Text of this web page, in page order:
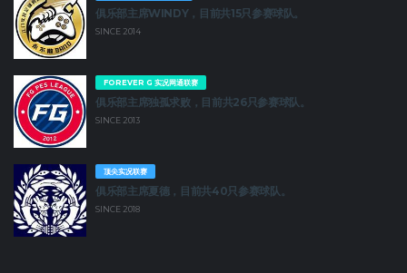
俱乐部主席WINDY，目前共15只参赛球队。
SINCE 2014
FOREVER G 实况网通联赛
俱乐部主席独孤求败，目前共26只参赛球队。
SINCE 2013
顶尖实况联赛
俱乐部主席夏德，目前共40只参赛球队。
SINCE 2018